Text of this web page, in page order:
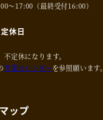
～17:00（最終受付16:00）
休日
定休になります。
営業カレンダーを参照願います。
ップ